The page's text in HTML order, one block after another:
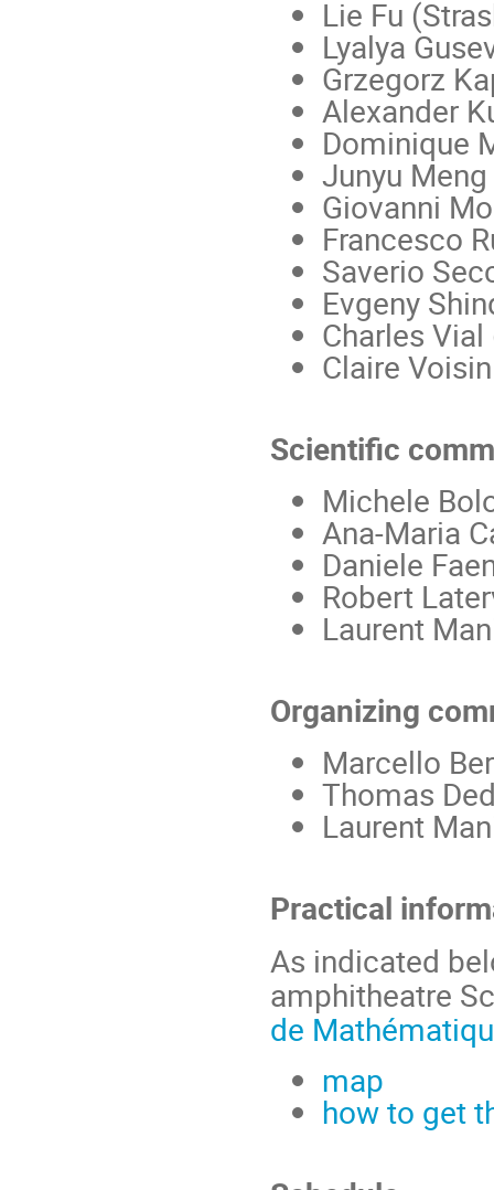
Lie Fu
Lyalya
Grzegorz
Alexander
Dominique
Junyu
Giovanni
Francesco
Saverio
Evgeny
Charles
Claire
Scientific
Michele
Ana-Maria
Daniele
Robert
Laurent
Organizing
Marcello
Thomas
Laurent
Practical
As indicated
amphitheatre
de
map
how to get